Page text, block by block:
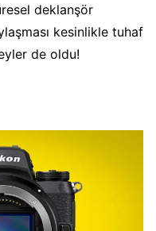
deklanşör
kesinlikle tuhaf
de oldu!